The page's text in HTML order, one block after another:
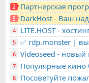
2
3
4
5
6
7
8